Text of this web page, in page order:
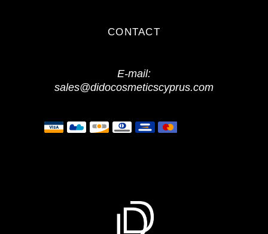
CONTACT
E-mail:
sales@didocosmeticscyprus.com